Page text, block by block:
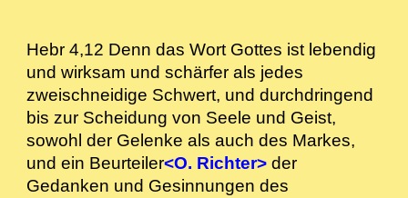
Hebr 4,12 Denn das Wort Gottes ist lebendig
und wirksam und schärfer als jedes
zweischneidige Schwert, und durchdringend
bis zur Scheidung von Seele und Geist,
sowohl der Gelenke als auch des Markes,
und ein Beurteiler<O. Richter> der
Gedanken und Gesinnungen des